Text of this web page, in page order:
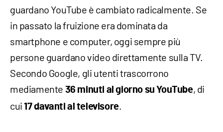
guardano YouTube è cambiato radicalmente. Se
in passato la fruizione era dominata da
smartphone e computer, oggi sempre più
persone guardano video direttamente sulla TV.
Secondo Google, gli utenti trascorrono
mediamente 36 minuti al giorno su YouTube, di
cui17 davanti al televisore.